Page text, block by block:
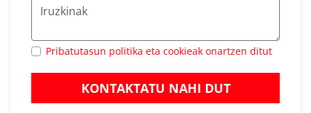
Pribatutasun politika eta cookieak onartzen ditut
KONTAKTATU NAHI DUT